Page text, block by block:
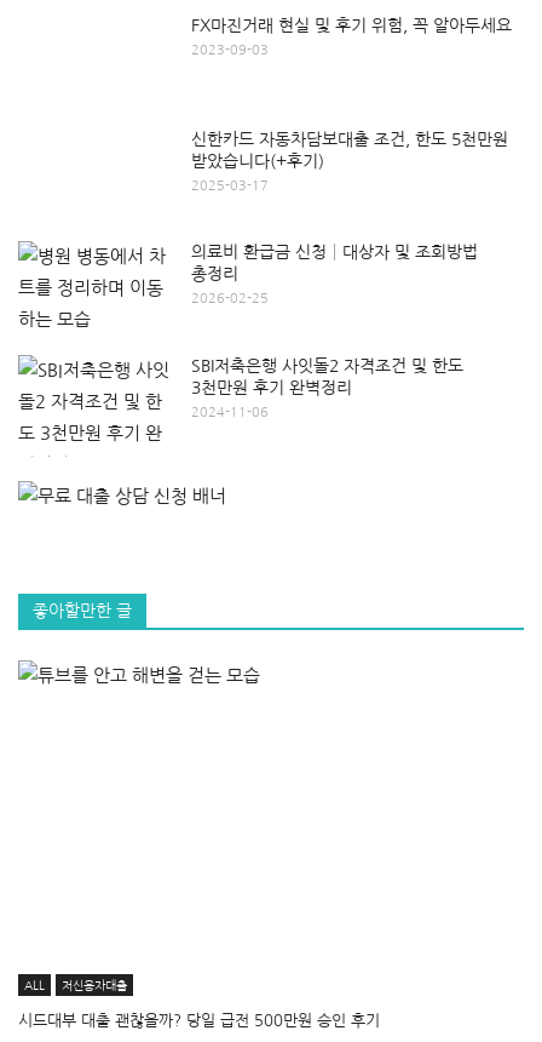
FX마진거래 현실 및 후기 위험, 꼭 알아두세요
2023-09-03
신한카드 자동차담보대출 조건, 한도 5천만원
받았습니다(+후기)
2025-03-17
의료비 환급금 신청│대상자 및 조회방법
총정리
2026-02-25
SBI저축은행 사잇돌2 자격조건 및 한도
3천만원 후기 완벽정리
2024-11-06
좋아할만한 글
ALL 저신용자대출
시드대부 대출 괜찮을까? 당일 급전 500만원 승인 후기